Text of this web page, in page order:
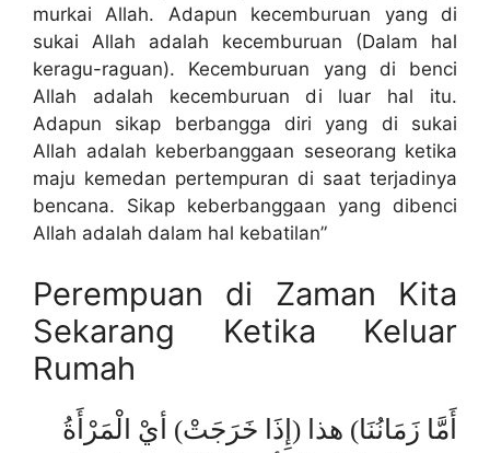
murkai Allah. Adapun kecemburuan yang di
sukai Allah adalah kecemburuan (Dalam hal
keragu-raguan). Kecemburuan yang di benci
Allah adalah kecemburuan di luar hal itu.
Adapun sikap berbangga diri yang di sukai
Allah adalah keberbanggaan seseorang ketika
maju kemedan pertempuran di saat terjadinya
bencana. Sikap keberbanggaan yang dibenci
Allah adalah dalam hal kebatilan”
Perempuan di Zaman Kita
Sekarang Ketika Keluar
Rumah
أَمَّا زَمَانُنَا) هذا (إِذَا خَرَجَتْ) أيْ الْمَرْأَةُ